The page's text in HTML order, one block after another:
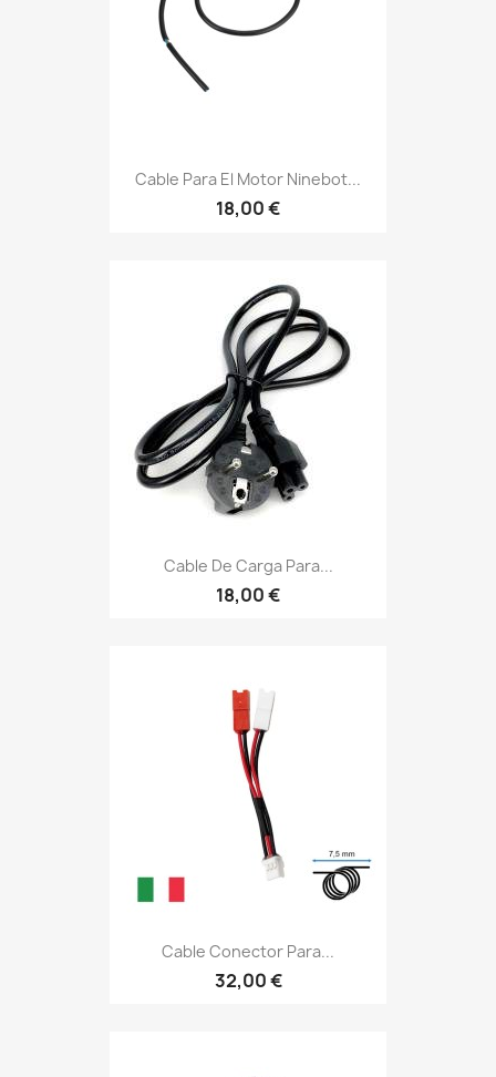
Cable Para El Motor Ninebot...
18,00 €
Cable De Carga Para...
18,00 €
Cable Conector Para...
32,00 €